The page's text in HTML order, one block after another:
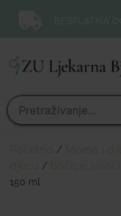
/
/
150 ml